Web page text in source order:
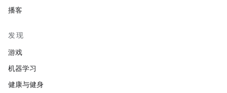
播客
发现
游戏
机器学习
健康与健身